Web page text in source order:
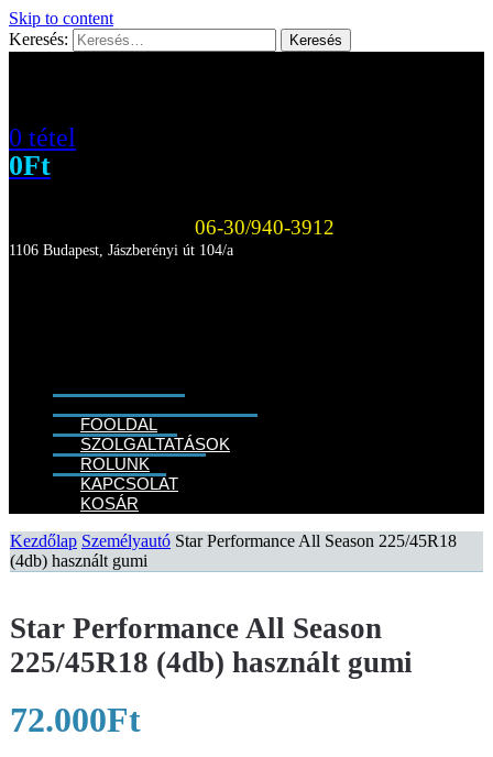
Skip to content
Keresés:
0 tétel
0Ft
06-30/940-3912
1106 Budapest, Jászberényi út 104/a
FŐOLDAL
SZOLGÁLTATÁSOK
RÓLUNK
KAPCSOLAT
KOSÁR
Kezdőlap Személyautó Star Performance All Season 225/45R18
(4db) használt gumi
Star Performance All Season
225/45R18 (4db) használt gumi
72.000Ft